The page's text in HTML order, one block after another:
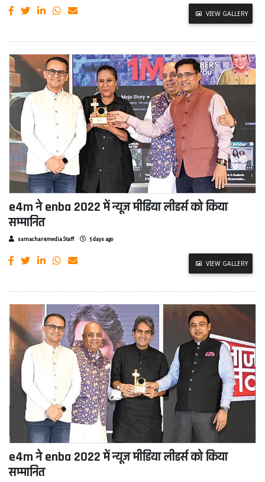
VIEW GALLERY
e4m ने enba 2022 में न्यूज मीडिया लीडर्स को किया
सम्मानित
samachar4media Staff 5 days ago
VIEW GALLERY
e4m ने enba 2022 में न्यूज मीडिया लीडर्स को किया
सम्मानित